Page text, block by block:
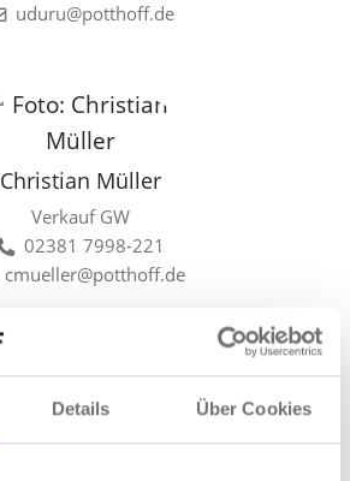
Details Über Cookies
uduru@potthoff.de
Christian Müller
Verkauf GW
02381 7998-221
cmueller@potthoff.de
Lars Linkamp